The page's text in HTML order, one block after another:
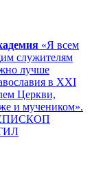
«Я всем
служителям
лучше
в XXI
Церкви,
и мучеником».